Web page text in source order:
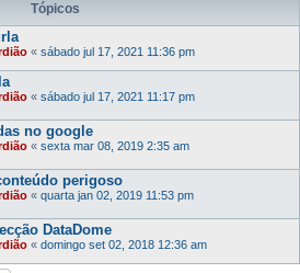
r
Tópicos
« sábado jul 17, 2021 11:36 pm
« sábado jul 17, 2021 11:17 pm
no google
« sexta mar 08, 2019 2:35 am
perigoso
« quarta jan 02, 2019 11:53 pm
DataDome
« domingo set 02, 2018 12:36 am